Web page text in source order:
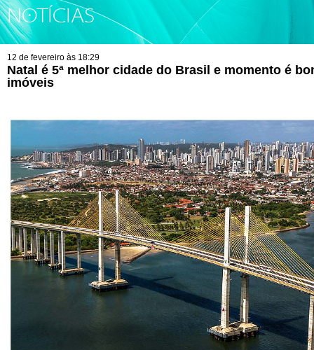
NOTÍCIAS
12 de fevereiro às 18:29
Natal é 5ª melhor cidade do Brasil e momento é
imóveis